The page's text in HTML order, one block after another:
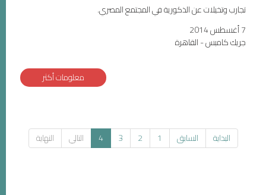
تجارب وتخيلات عن الذكورية في المجتمع المصري.
7 أغسطس 2014
جريك كامبس - القاهرة
معلومات أكثر
البداية السابق 1
2
3
4 التالي النهاية